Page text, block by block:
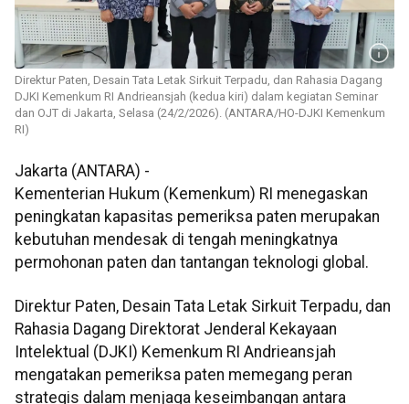
Direktur Paten, Desain Tata Letak Sirkuit Terpadu, dan Rahasia Dagang
DJKI Kemenkum RI Andrieansjah (kedua kiri) dalam kegiatan Seminar
dan OJT di Jakarta, Selasa (24/2/2026). (ANTARA/HO-DJKI Kemenkum
RI)
Jakarta (ANTARA) -
Kementerian Hukum (Kemenkum) RI menegaskan
peningkatan kapasitas pemeriksa paten merupakan
kebutuhan mendesak di tengah meningkatnya
permohonan paten dan tantangan teknologi global.
Direktur Paten, Desain Tata Letak Sirkuit Terpadu, dan
Rahasia Dagang Direktorat Jenderal Kekayaan
Intelektual (DJKI) Kemenkum RI Andrieansjah
mengatakan pemeriksa paten memegang peran
strategis dalam menjaga keseimbangan antara